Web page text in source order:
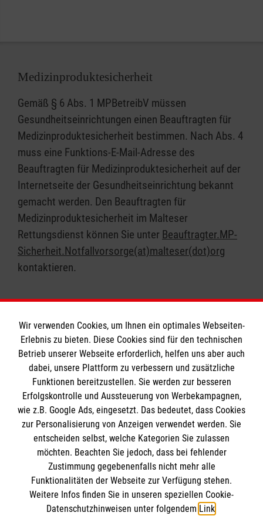
altersspezifischen Themen
Begleitveranstaltungen in Kooperation mit
Netzwerkpartnern (z. B. Busfahrtraining
MobilPlus)
Netzwerkprojekte mit Kooperationspartnern
(z.B. "Goldrichtig - Mensch & Tier gemeinsam
im Alter"-
www.catsanddogsinnot.de/seniorenprojekt
(Aufgrund der begrenzten Teilnehmerzahl wird
um Anmeldung gebeten (aktuelle Termine und
Informationen zu den
Ehrenamtliche Mitarbeit:
Wenn Sie gerne ehrenamtlich tätig werden möchten
und Freude daran haben, mit Menschen in Kontakt
zu kommen, andere zu unterstützen und dafür ein
paar Stunden Zeit im Monat haben, dann kommen
Sie zu uns ins Team! Den zeitlichen Umfang Ihres
Einsatzes bestimmen Sie, wir bereiten Sie gut auf Ihr
Engagement vor und begleiten Sie im Ehrenamt.
Hierzu bieten wir u.a.…
einen Erste-Hilfe-Kurs
Medizinproduktesicherheit
Gemäß § 6 Abs. 1 MPBetreibV müssen
Gesundheitseinrichtungen einen Beauftragten für
Medizinproduktesicherheit bestimmen. Nach Abs. 4
muss eine Funktions-E-Mail-Adresse des
Beauftragten für Medizinproduktesicherheit auf der
Internetseite der Gesundheitseinrichtung bekannt
gemacht werden. Den Beauftragten für
Medizinproduktesicherheit im Malteser
Rettungsdienst können Sie unter Beauftragter.MP-
Sicherheit.Notfallvorsorge(at)malteser(dot)org
kontaktieren.
Informationen
Impressum
Datenschutz
Kontakt
Barrierefreiheit
Die Malteser
Malteser in Deutschland
Malteserorden
Sharepoint
Spendenkonto
Wir verwenden Cookies, um Ihnen ein optimales Webseiten-
Erlebnis zu bieten. Diese Cookies sind für den technischen
Betrieb unserer Webseite erforderlich, helfen uns aber auch
dabei, unsere Plattform zu verbessern und zusätzliche
Funktionen bereitzustellen. Sie werden zur besseren
Erfolgskontrolle und Aussteuerung von Werbekampagnen,
wie z.B. Google Ads, eingesetzt. Das bedeutet, dass Cookies
zur Personalisierung von Anzeigen verwendet werden. Sie
entscheiden selbst, welche Kategorien Sie zulassen
möchten. Beachten Sie jedoch, dass bei fehlender
Zustimmung gegebenenfalls nicht mehr alle
Funktionalitäten der Webseite zur Verfügung stehen.
Weitere Infos finden Sie in unseren speziellen Cookie-
Datenschutzhinweisen unter folgendem Link.